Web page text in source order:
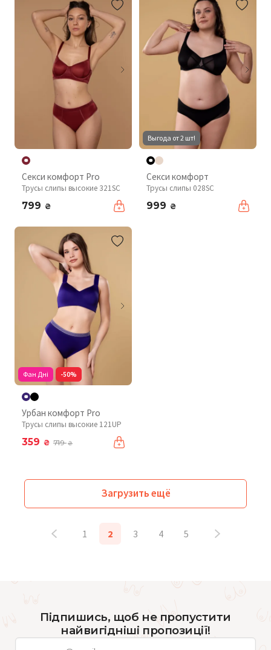
Секси комфорт Pro
Трусы слипы высокие 321SC
799 ₴
Выгода от 2 шт!
Секси комфорт
Трусы слипы 028SC
999 ₴
Фан Дні -50%
Урбан комфорт Pro
Трусы слипы высокие 121UP
359 ₴ 719₴
Загрузить ещё
1 2 3 4 5
Підпишись, щоб не пропустити
найвигідніші пропозиції!